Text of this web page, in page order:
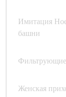
Имитация
башни
Фильтрующие
Женская